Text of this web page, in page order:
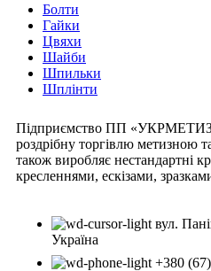
Болти
Гайки
Цвяхи
Шайби
Шпильки
Шплінти
Підприємство ПП
роздрібну торгівлю метизною
також виробляє нестандартні
кресленнями, ескізами,
вул.
Україна
+380